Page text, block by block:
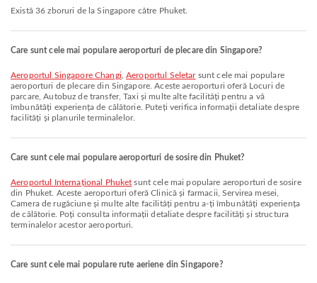
Există 36 zboruri de la Singapore către Phuket.
Care sunt cele mai populare aeroporturi de plecare din Singapore?
Aeroportul Singapore Changi ,Aeroportul Seletarsunt cele mai populare
aeroporturi de plecare din Singapore. Aceste aeroporturi oferă Locuri de
parcare, Autobuz de transfer, Taxi și multe alte facilități pentru a vă
îmbunătăți experiența de călătorie. Puteți verifica informații detaliate despre
facilități și planurile terminalelor.
Care sunt cele mai populare aeroporturi de sosire din Phuket?
Aeroportul Internațional Phuket sunt cele mai populare aeroporturi de sosire
din Phuket. Aceste aeroporturi oferă Clinică și farmacii, Servirea mesei,
Camera de rugăciune și multe alte facilități pentru a-ți îmbunătăți experiența
de călătorie. Poți consulta informații detaliate despre facilități și structura
terminalelor acestor aeroporturi.
Care sunt cele mai populare rute aeriene din Singapore?